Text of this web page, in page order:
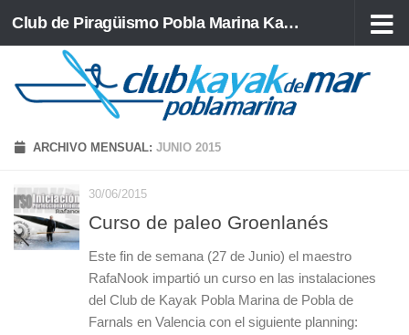
Saltar al contenido Club de Piragüismo Pobla Marina Kayak de Mar
ARCHIVO MENSUAL:JUNIO 2015
30/06/2015
Curso de paleo Groenlanés
Este fin de semana (27 de Junio) el maestro
RafaNook impartió un curso en las instalaciones
del Club de Kayak Pobla Marina de Pobla de
Farnals en Valencia con el siguiente planning: